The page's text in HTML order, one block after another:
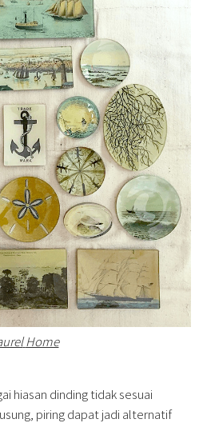
Home
hiasan dinding tidak sesuai
piring dapat jadi alternatif